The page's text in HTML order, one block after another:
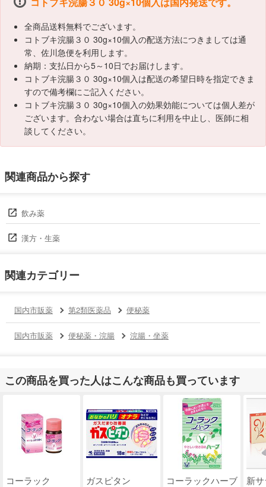
全商品送料無料でございます。
コトブキ浣腸３０ 30g×10個入の配送方法につきましては通
常、佐川急便を利用します。
納期：支払日から5～10日でお届けします。
コトブキ浣腸３０ 30g×10個入は配送の希望日時を指定できま
すので備考欄にご記入ください。
コトブキ浣腸３０ 30g×10個入の効果効能については個人差が
ございます。合わない場合は直ちに利用を中止し、医師に相
談してください。
関連商品から探す
飲み薬
漢方・生薬
関連カテゴリー
国内市販薬 第2類医薬品 便秘薬
国内市販薬 便秘薬・浣腸 浣腸・坐薬
この商品を買った人はこんな商品も買っています
コーラック ガスピタン コーラックハーブ 新